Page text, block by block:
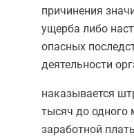
причинения
ущерба либо
опасных
деятельности
наказывается
тысяч до одного
заработной